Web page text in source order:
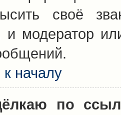
своё
и модератор
началу
по